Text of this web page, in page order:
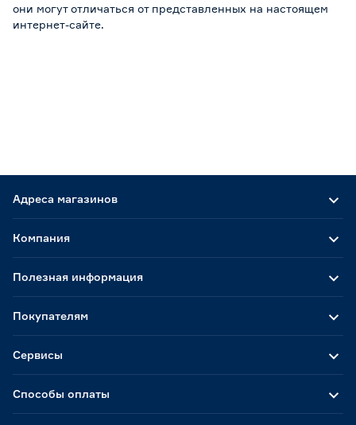
они могут отличаться от представленных на настоящем
интернет-сайте.
Адреса магазинов
Способы оплаты
Компания
Полезная информация
Покупателям
Сервисы